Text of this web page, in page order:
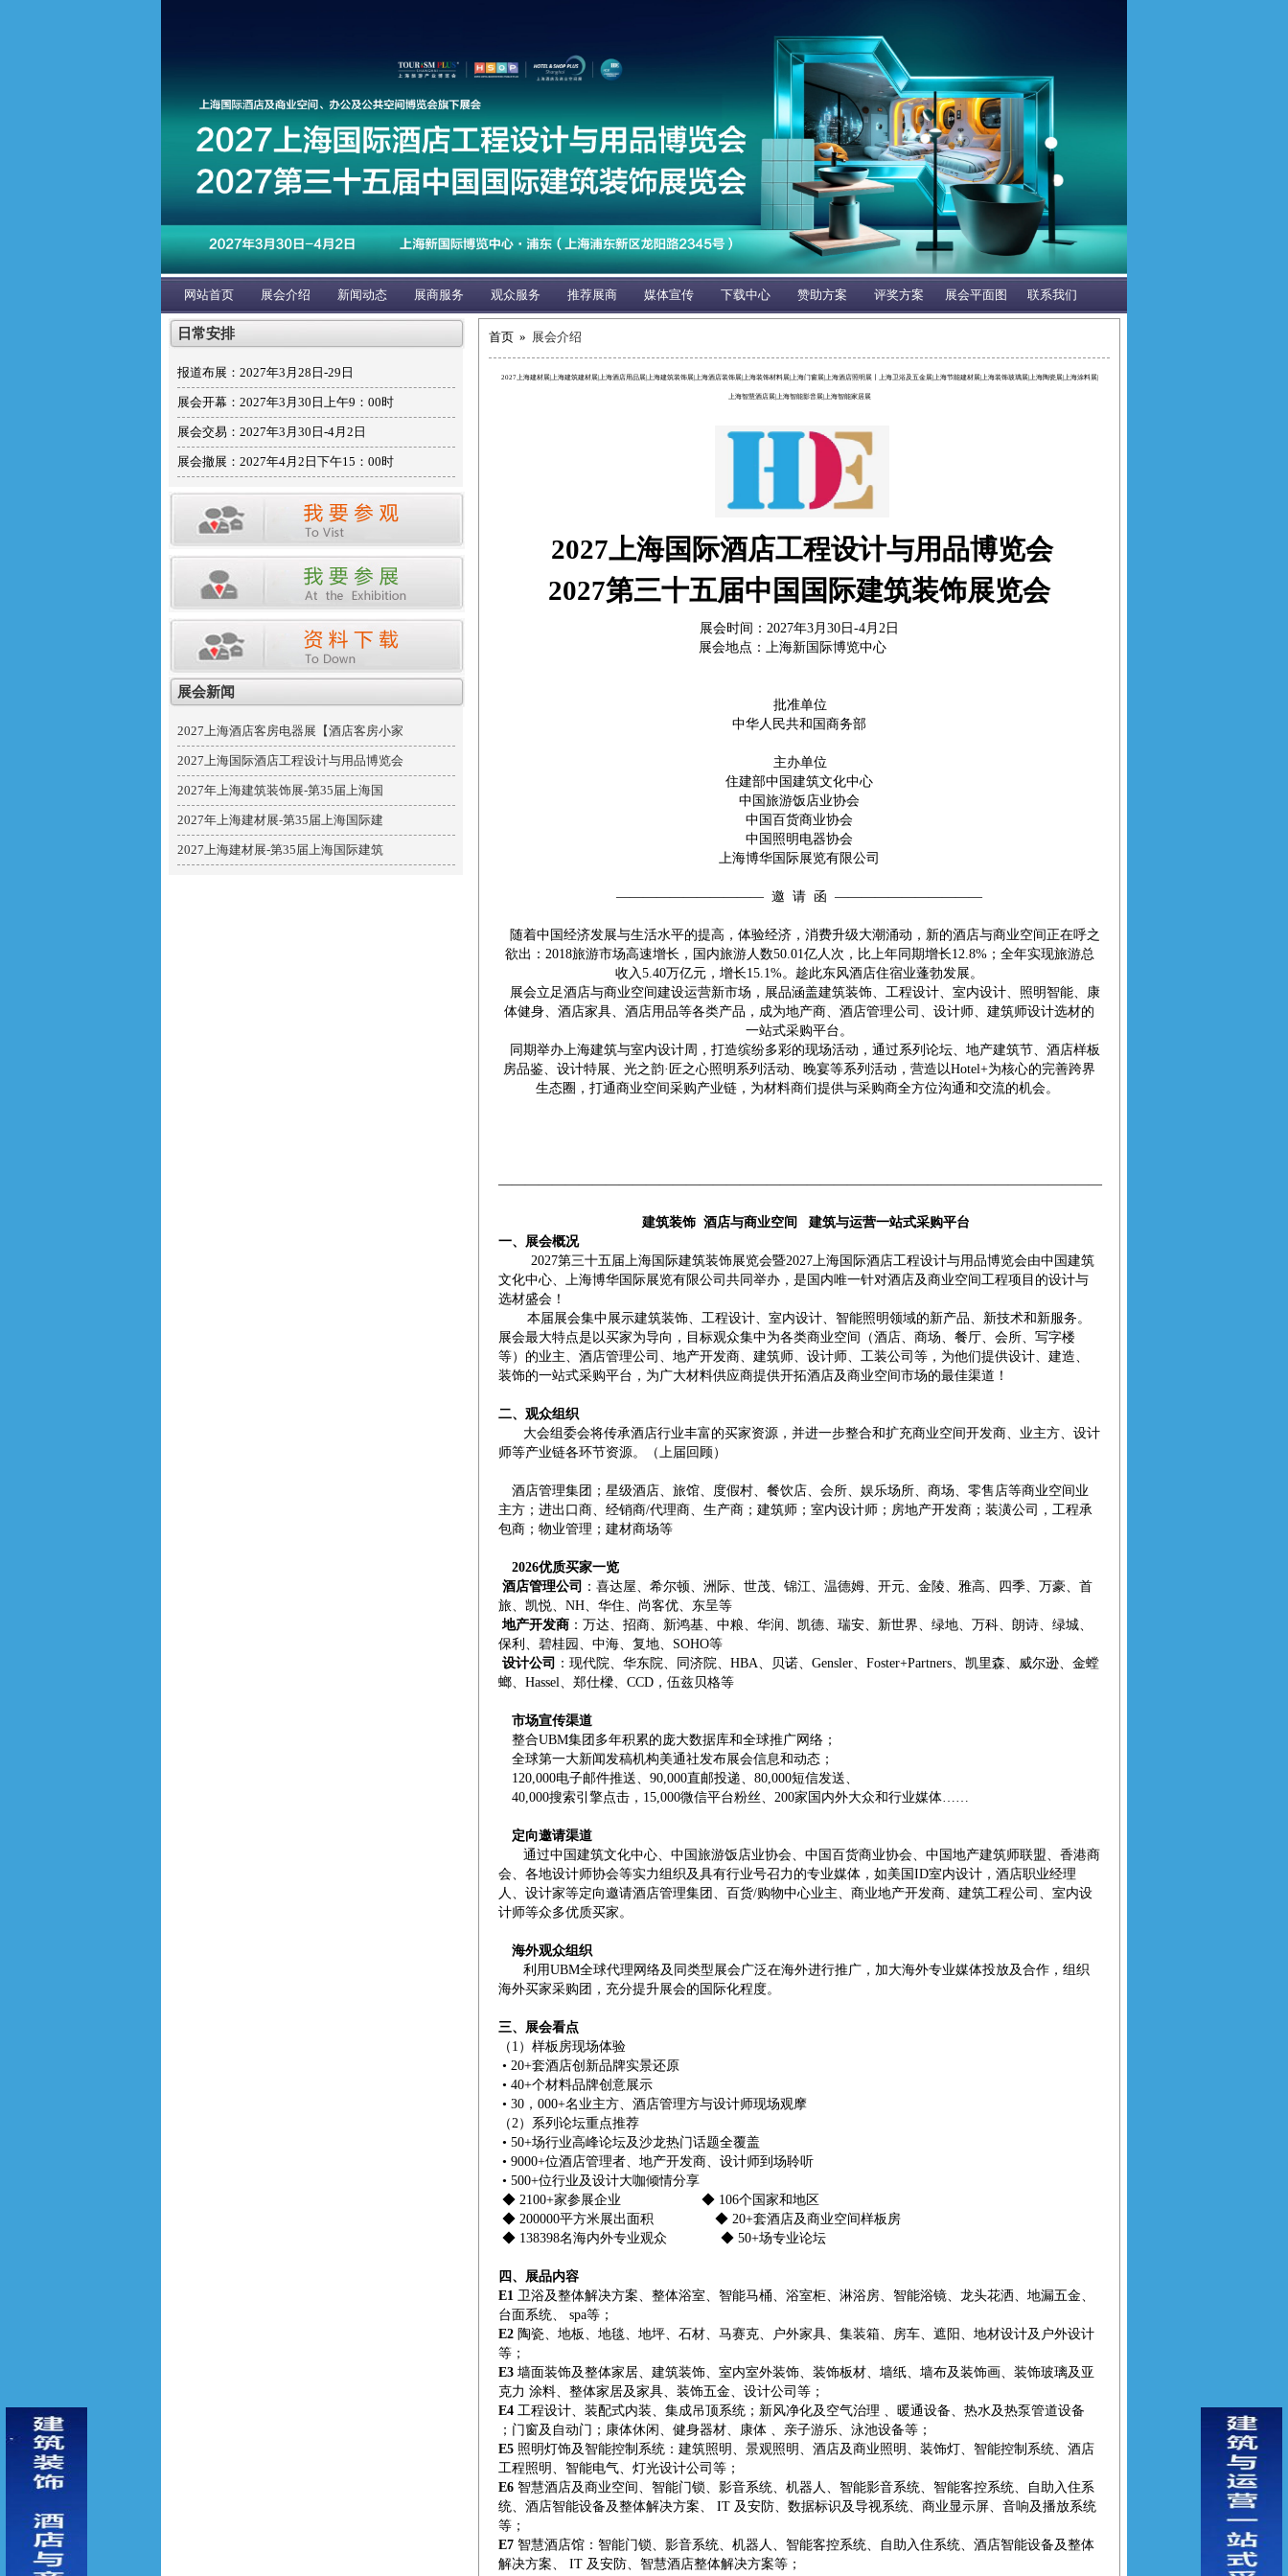
网站首页 展会介绍 新闻动态 展商服务 观众服务 推荐展商 媒体宣传 下载中心 赞助方案 评奖方案 展会平面图 联系我们
日常安排
报道布展：2027年3月28日-29日
展会开幕：2027年3月30日上午9：00时
展会交易：2027年3月30日-4月2日
展会撤展：2027年4月2日下午15：00时
展会新闻
2027上海酒店客房电器展【酒店客房小家
2027上海国际酒店工程设计与用品博览会
2027年上海建筑装饰展-第35届上海国
2027年上海建材展-第35届上海国际建
2027上海建材展-第35届上海国际建筑
首页 » 展会介绍
2027上海建材展|上海建筑建材展|上海酒店用品展|上海建筑装饰展|上海酒店装饰展|上海装饰材料展|上海门窗展|上海酒店照明展丨上海卫浴及五金展|上海节能建材展|上海装饰玻璃展|上海陶瓷展|上海涂料展|
上海智慧酒店展|上海智能影音展|上海智能家居展
2027上海国际酒店工程设计与用品博览会
2027第三十五届中国国际建筑装饰展览会
展会时间：2027年3月30日-4月2日
展会地点：上海新国际博览中心
批准单位
中华人民共和国商务部
主办单位
住建部中国建筑文化中心
中国旅游饭店业协会
中国百货商业协会
中国照明电器协会
上海博华国际展览有限公司
——————————— 邀 请 函 ———————————
随着中国经济发展与生活水平的提高，体验经济，消费升级大潮涌动，新的酒店与商业空间正在呼之
欲出：2018旅游市场高速增长，国内旅游人数50.01亿人次，比上年同期增长12.8%；全年实现旅游总
收入5.40万亿元，增长15.1%。趁此东风酒店住宿业蓬勃发展。
展会立足酒店与商业空间建设运营新市场，展品涵盖建筑装饰、工程设计、室内设计、照明智能、康
体健身、酒店家具、酒店用品等各类产品，成为地产商、酒店管理公司、设计师、建筑师设计选材的
一站式采购平台。
同期举办上海建筑与室内设计周，打造缤纷多彩的现场活动，通过系列论坛、地产建筑节、酒店样板
房品鉴、设计特展、光之韵·匠之心照明系列活动、晚宴等系列活动，营造以Hotel+为核心的完善跨界
生态圈，打通商业空间采购产业链，为材料商们提供与采购商全方位沟通和交流的机会。
—————————————————————————————————————————————
建筑装饰 酒店与商业空间 建筑与运营一站式采购平台
一、展会概况
2027第三十五届上海国际建筑装饰展览会暨2027上海国际酒店工程设计与用品博览会由中国建筑
文化中心、上海博华国际展览有限公司共同举办，是国内唯一针对酒店及商业空间工程项目的设计与
选材盛会！
本届展会集中展示建筑装饰、工程设计、室内设计、智能照明领域的新产品、新技术和新服务。
展会最大特点是以买家为导向，目标观众集中为各类商业空间（酒店、商场、餐厅、会所、写字楼
等）的业主、酒店管理公司、地产开发商、建筑师、设计师、工装公司等，为他们提供设计、建造、
装饰的一站式采购平台，为广大材料供应商提供开拓酒店及商业空间市场的最佳渠道！
二、观众组织
大会组委会将传承酒店行业丰富的买家资源，并进一步整合和扩充商业空间开发商、业主方、设计
师等产业链各环节资源。（上届回顾）
酒店管理集团；星级酒店、旅馆、度假村、餐饮店、会所、娱乐场所、商场、零售店等商业空间业
主方；进出口商、经销商/代理商、生产商；建筑师；室内设计师；房地产开发商；装潢公司，工程承
包商；物业管理；建材商场等
2026优质买家一览
酒店管理公司
：喜达屋、希尔顿、洲际、世茂、锦江、温德姆、开元、金陵、雅高、四季、万豪、首
旅、凯悦、NH、华住、尚客优、东呈等
地产开发商 ：万达、招商、新鸿基、中粮、华润、凯德、瑞安、新世界、绿地、万科、朗诗、绿城、
保利、碧桂园、中海、复地、SOHO等
设计公司
：现代院、华东院、同济院、HBA、贝诺、Gensler、Foster+Partners、凯里森、威尔逊、金螳
螂、Hassel、郑仕樑、CCD，伍兹贝格等
市场宣传渠道
整合UBM集团多年积累的庞大数据库和全球推广网络；
全球第一大新闻发稿机构美通社发布展会信息和动态；
120,000电子邮件推送、90,000直邮投递、80,000短信发送、
40,000搜索引擎点击，15,000微信平台粉丝、200家国内外大众和行业媒体……
定向邀请渠道
通过中国建筑文化中心、中国旅游饭店业协会、中国百货商业协会、中国地产建筑师联盟、香港商
会、各地设计师协会等实力组织及具有行业号召力的专业媒体，如美国ID室内设计，酒店职业经理
人、设计家等定向邀请酒店管理集团、百货/购物中心业主、商业地产开发商、建筑工程公司、室内设
计师等众多优质买家。
海外观众组织
利用UBM全球代理网络及同类型展会广泛在海外进行推广，加大海外专业媒体投放及合作，组织
海外买家采购团，充分提升展会的国际化程度。
三、展会看点
（1）样板房现场体验
• 20+套酒店创新品牌实景还原
• 40+个材料品牌创意展示
• 30，000+名业主方、酒店管理方与设计师现场观摩
（2）系列论坛重点推荐
• 50+场行业高峰论坛及沙龙热门话题全覆盖
• 9000+位酒店管理者、地产开发商、设计师到场聆听
• 500+位行业及设计大咖倾情分享
◆ 2100+家参展企业 ◆ 106个国家和地区
◆ 200000平方米展出面积 ◆ 20+套酒店及商业空间样板房
◆ 138398名海内外专业观众 ◆ 50+场专业论坛
四、展品内容
E1 卫浴及整体解决方案、整体浴室、智能马桶、浴室柜、淋浴房、智能浴镜、龙头花洒、地漏五金、
台面系统、 spa等；
E2 陶瓷、地板、地毯、地坪、石材、马赛克、户外家具、集装箱、房车、遮阳、地材设计及户外设计
等；
E3 墙面装饰及整体家居、建筑装饰、室内室外装饰、装饰板材、墙纸、墙布及装饰画、装饰玻璃及亚
克力 涂料、整体家居及家具、装饰五金、设计公司等；
E4 工程设计、装配式内装、集成吊顶系统；新风净化及空气治理 、暖通设备、热水及热泵管道设备
；门窗及自动门；康体休闲、健身器材、康体 、亲子游乐、泳池设备等；
E5 照明灯饰及智能控制系统：建筑照明、景观照明、酒店及商业照明、装饰灯、智能控制系统、酒店
工程照明、智能电气、灯光设计公司等；
E6 智慧酒店及商业空间、智能门锁、影音系统、机器人、智能影音系统、智能客控系统、自助入住系
统、酒店智能设备及整体解决方案、 IT 及安防、数据标识及导视系统、商业显示屏、音响及播放系统
等；
E7 智慧酒店馆：智能门锁、影音系统、机器人、智能客控系统、自助入住系统、酒店智能设备及整体
解决方案、 IT 及安防、智慧酒店整体解决方案等；